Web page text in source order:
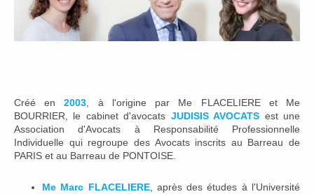
Créé en2003 , à l'origine par Me FLACELIERE et Me
BOURRIER, le cabinet d'avocats JUDISIS AVOCATS est une
Association d'Avocats à Responsabilité Professionnelle
Individuelle qui regroupe des Avocats inscrits au Barreau de
PARIS et au Barreau de PONTOISE.
Me Marc FLACELIERE, après des études à l'Université